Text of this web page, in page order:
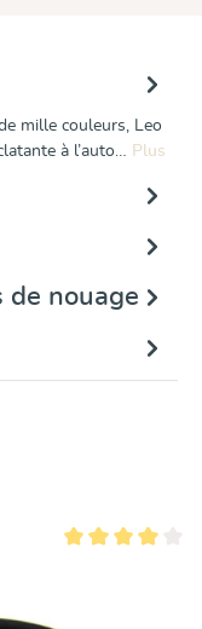
mille couleurs, Leo
à l’auto… Plus
de nouage